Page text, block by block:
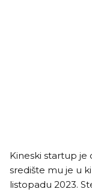
Kineski startup je
središte mu je u
listopadu 2023.